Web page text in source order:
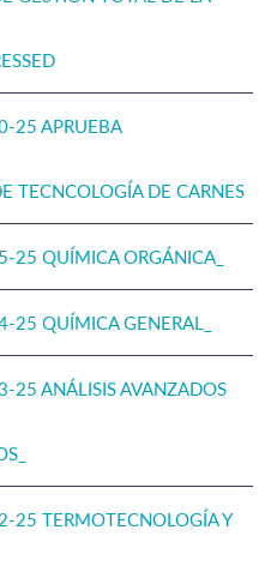
25 APRUEBA
TECNCOLOGÍA DE CARNES
25 QUÍMICA ORGÁNICA_
25 QUÍMICA GENERAL_
25 ANÁLISIS AVANZADOS
25 TERMOTECNOLOGÍA Y